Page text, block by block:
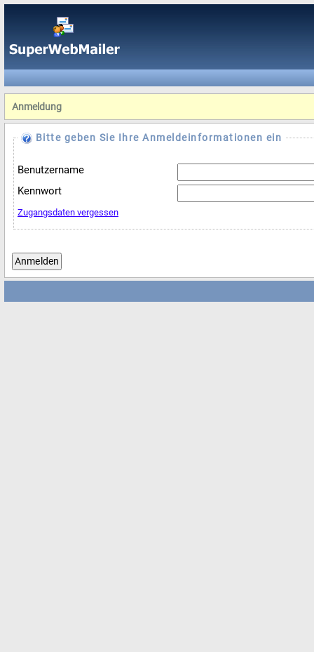
Anmeldung
Bitte geben Sie Ihre Anmeldeinformationen ein
Benutzername
Kennwort
Zugangsdaten vergessen